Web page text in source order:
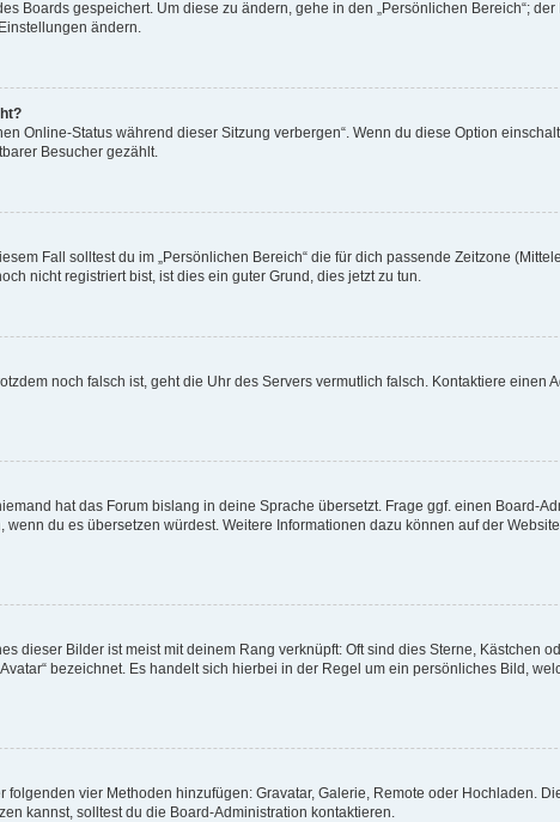
Boards gespeichert. Um diese zu ändern, gehe in den „Persönlichen Bereich“;
ändern.
Online-Status während dieser Sitzung verbergen“. Wenn du diese Option
Besucher gezählt.
Fall solltest du im „Persönlichen Bereich“ die für dich passende Zeitzone
nicht registriert bist, ist dies ein guter Grund, dies jetzt zu tun.
noch falsch ist, geht die Uhr des Servers vermutlich falsch. Kontaktiere einen
hat das Forum bislang in deine Sprache übersetzt. Frage ggf. einen Board-
du es übersetzen würdest. Weitere Informationen dazu können auf der
dieser Bilder ist meist mit deinem Rang verknüpft: Oft sind dies Sterne, Kästchen
bezeichnet. Es handelt sich hierbei in der Regel um ein persönliches Bild,
vier Methoden hinzufügen: Gravatar, Galerie, Remote oder Hochladen.
kannst, solltest du die Board-Administration kontaktieren.